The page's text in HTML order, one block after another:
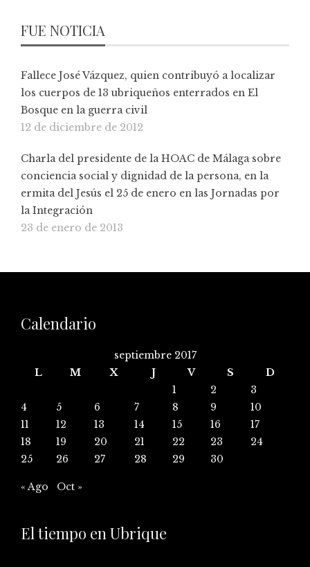
FUE NOTICIA
Fallece José Vázquez, quien contribuyó a localizar
los cuerpos de 13 ubriqueños enterrados en El
Bosque en la guerra civil
12 de diciembre de 2012
Charla del presidente de la HOAC de Málaga sobre
conciencia social y dignidad de la persona, en la
ermita del Jesús el 25 de enero en las Jornadas por
la Integración
23 de enero de 2013
Calendario
septiembre 2017
L
M X J V S
D
1
2
3
4
5 6 7 8 9
10
11
12 13 14 15 16
17
18
19 20 21 22 23
24
25
26 27 28 29 30
« Ago Oct »
El tiempo en Ubrique